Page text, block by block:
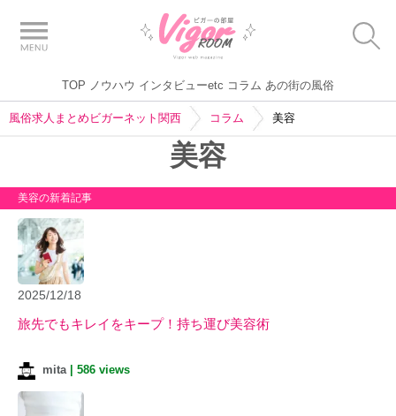
TOP ノウハウ インタビューetc コラム あの街の風俗
風俗求人まとめビガーネット関西 コラム 美容
美容
美容の新着記事
2025/12/18
旅先でもキレイをキープ！持ち運び美容術
mita| 586 views